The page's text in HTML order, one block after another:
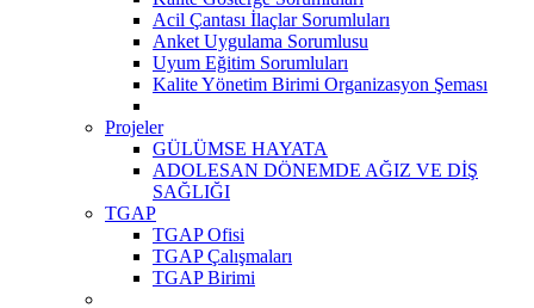
Acil Çantası İlaçlar Sorumluları
Anket Uygulama Sorumlusu
Uyum Eğitim Sorumluları
Kalite Yönetim Birimi Organizasyon Şeması
Projeler
GÜLÜMSE HAYATA
ADOLESAN DÖNEMDE AĞIZ VE DİŞ
SAĞLIĞI
TGAP
TGAP Ofisi
TGAP Çalışmaları
TGAP Birimi